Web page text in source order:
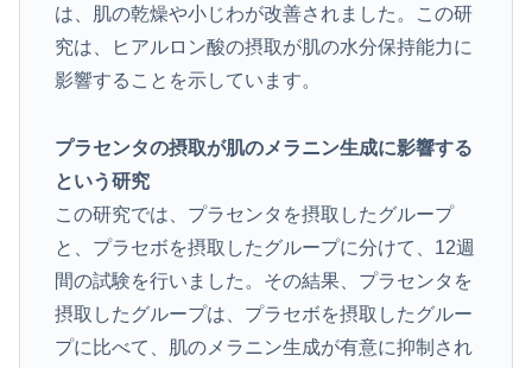
は、肌の乾燥や小じわが改善されました。この研
究は、ヒアルロン酸の摂取が肌の水分保持能力に
影響することを示しています。
プラセンタの摂取が肌のメラニン生成に影響する
という研究
この研究では、プラセンタを摂取したグループ
と、プラセボを摂取したグループに分けて、12週
間の試験を行いました。その結果、プラセンタを
摂取したグループは、プラセボを摂取したグルー
プに比べて、肌のメラニン生成が有意に抑制され